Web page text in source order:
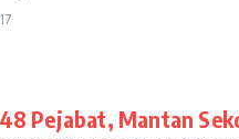
Pejabat, Mantan